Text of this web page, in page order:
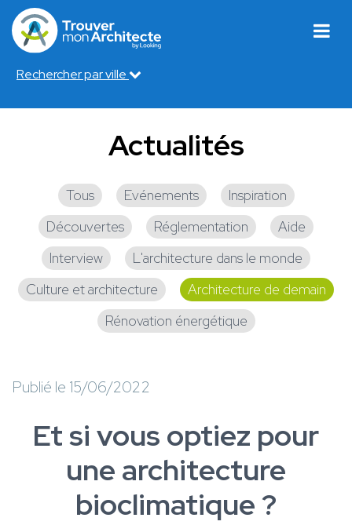
Rechercher par ville
Actualités
Tous Evénements
Inspiration
Découvertes
Réglementation
Aide
Interview
L'architecture dans le monde
Culture et architecture
Architecture de demain
Rénovation énergétique
Publié le 15/06/2022
Et si vous optiez pour
une architecture
bioclimatique ?